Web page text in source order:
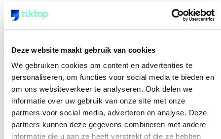
Deze website maakt gebruik van cookies
We gebruiken cookies om content en advertenties te
personaliseren, om functies voor social media te bieden en
om ons websiteverkeer te analyseren. Ook delen we
informatie over uw gebruik van onze site met onze
partners voor social media, adverteren en analyse. Deze
partners kunnen deze gegevens combineren met andere
informatie die u aan ze heeft verstrekt of die ze hebben
Na twintig lessen heb je honderden
zinnen getypt in correct Nederlands. Dat
zie je terug in je schrijven: minder fouten
en betere teksten. Meer hierover lees je in
het artikel over
blind typen en spelling
en het artikel overblind typen en
taalvaardigheid
Voor wie is dit extra waardevol?